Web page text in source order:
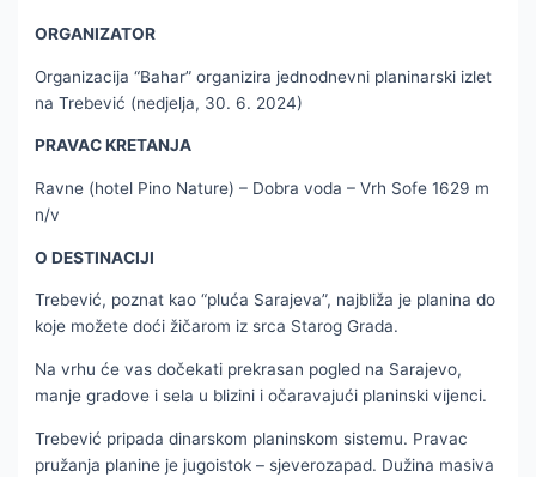
ORGANIZATOR
Organizacija “Bahar” organizira jednodnevni planinarski izlet
na Trebević (nedjelja, 30. 6. 2024)
PRAVAC KRETANJA
Ravne (hotel Pino Nature) – Dobra voda – Vrh Sofe 1629 m
n/v
O DESTINACIJI
Trebević, poznat kao “pluća Sarajeva”, najbliža je planina do
koje možete doći žičarom iz srca Starog Grada.
Na vrhu će vas dočekati prekrasan pogled na Sarajevo,
manje gradove i sela u blizini i očaravajući planinski vijenci.
Trebević pripada dinarskom planinskom sistemu. Pravac
pružanja planine je jugoistok – sjeverozapad. Dužina masiva